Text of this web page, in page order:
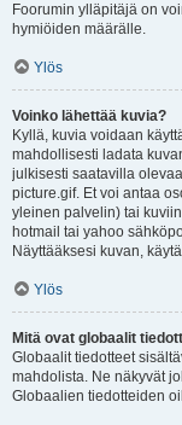
Foorumin ylläpitäjä on
hymiöiden määrälle.
Ylös
Voinko lähettää kuvia?
Kyllä, kuvia voidaan
mahdollisesti ladata
julkisesti saatavilla
picture.gif. Et voi antaa
yleinen palvelin) tai
hotmail tai yahoo
Näyttääksesi kuvan,
Ylös
Mitä ovat globaalit
Globaalit tiedotteet
mahdolista. Ne näkyvät
Globaalien tiedotteiden